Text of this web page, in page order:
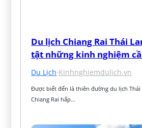
Du lịch Chiang Rai Thái
tật những kinh nghiệm
Du Lịch·Kinhnghiemdulich.vn
Được biết đến là thiên đường du lịch
Chiang Rai hấp…